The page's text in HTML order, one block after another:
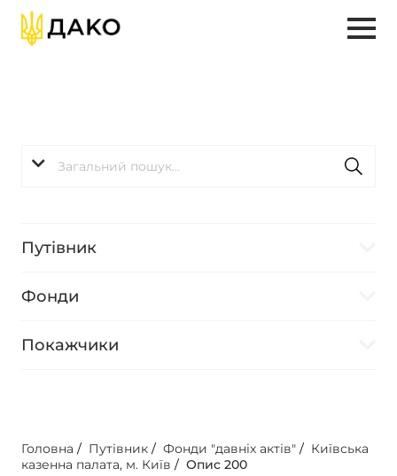
Путівник
Фонди
Покажчики
Головна / Путівник / Фонди "давніх актів" / Київська
казенна палата, м. Київ / Опис 200